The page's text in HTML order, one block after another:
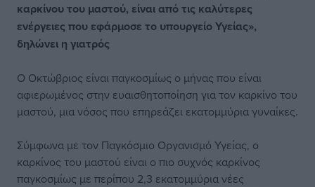
καρκίνου του μαστού, είναι από τις καλύτερες
ενέργειες που εφάρμοσε το υπουργείο Υγείας»,
δηλώνει η γιατρός
Ο Οκτώβριος είναι παγκοσμίως ο μήνας που είναι
αφιερωμένος στην ευαισθητοποίηση για τον καρκίνο του
μαστού, μια νόσος που επηρεάζει εκατομμύρια γυναίκες.
Σύμφωνα με τον Παγκόσμιο Οργανισμό Υγείας, ο
καρκίνος του μαστού είναι ο πιο συχνός καρκίνος
παγκοσμίως με περίπου 2,3 εκατομμύρια νέες